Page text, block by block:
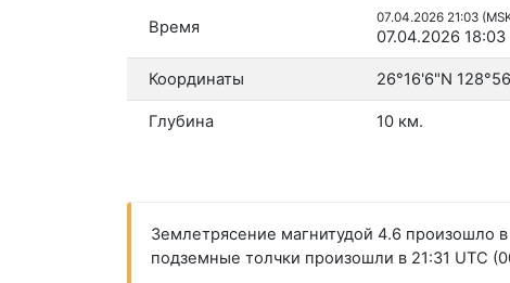
Время 07.04.2026 21:03
07.04.2026 18:03
Координаты 26°16'6"N
Глубина 10 км.
Землетрясение магнитудой 4.6 произошло
подземные толчки произошли в 21:31 UTC